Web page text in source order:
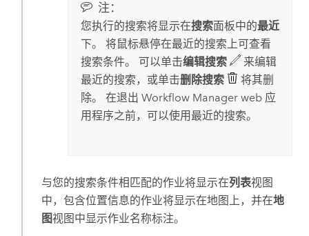
注：
您执行的搜索将显示在搜索面板中的最近
下。 将鼠标悬停在最近的搜索上可查看
搜索条件。 可以单击编辑搜索
来编辑
最近的搜索，或单击删除搜索
将其删
除。 在退出 Workflow Managerweb 应
用程序之前，可以使用最近的搜索。
与您的搜索条件相匹配的作业将显示在列表视图
中，包含位置信息的作业将显示在地图上，并在地
图视图中显示作业名称标注。